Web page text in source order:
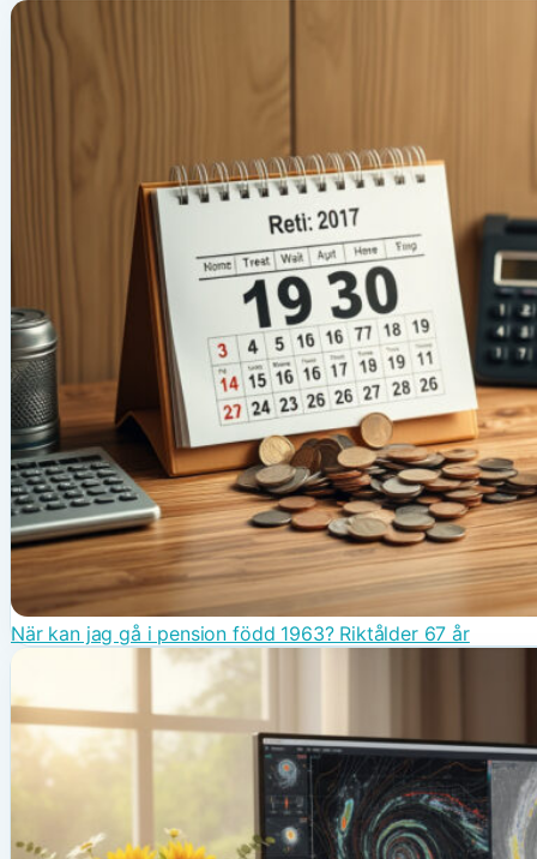
När kan jag gå i pension född 1963? Riktålder 67 år